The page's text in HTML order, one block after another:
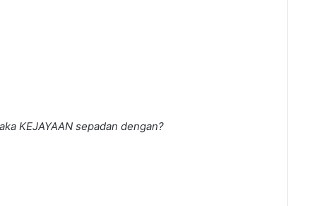
KEJAYAAN sepadan dengan?